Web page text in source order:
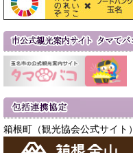
箱根町（観光協会公式サイト）